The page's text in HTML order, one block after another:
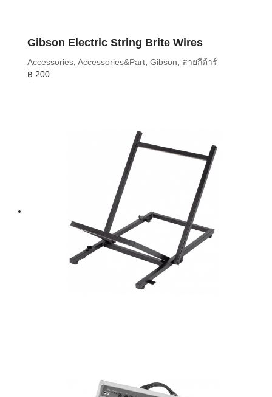
Gibson Electric String Brite Wires
Accessories, Accessories&Part, Gibson, สายกีต้าร์
฿ 200